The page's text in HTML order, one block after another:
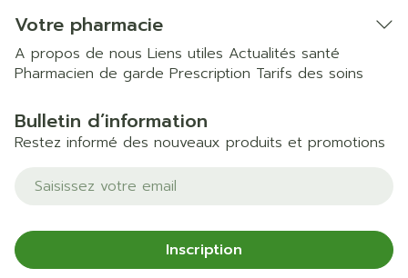
Votre pharmacie
A propos de nous Liens utiles Actualités santé
Pharmacien de garde Prescription Tarifs des soins
Bulletin d’information
Restez informé des nouveaux produits et promotions
Adresse mail
Inscription